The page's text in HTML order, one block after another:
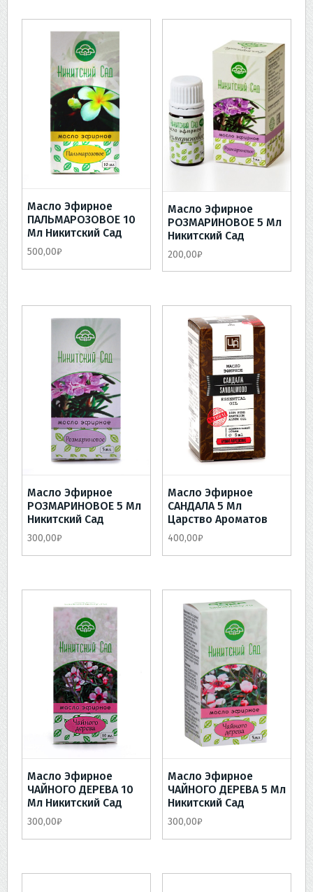
Масло Эфирное
ПАЛЬМАРОЗОВОЕ 10
Мл Никитский Сад
500,00₽
Масло Эфирное
РОЗМАРИНОВОЕ 5 Мл
Никитский Сад
200,00₽
Масло Эфирное
РОЗМАРИНОВОЕ 5 Мл
Никитский Сад
300,00₽
Масло Эфирное
САНДАЛА 5 Мл
Царство Ароматов
400,00₽
Масло Эфирное
ЧАЙНОГО ДЕРЕВА 10
Мл Никитский Сад
300,00₽
Масло Эфирное
ЧАЙНОГО ДЕРЕВА 5 Мл
Никитский Сад
300,00₽